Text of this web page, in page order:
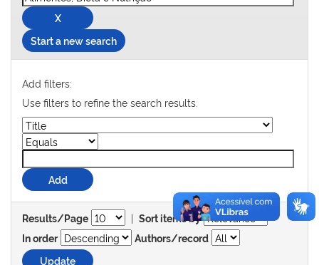
Start a new search
Add filters:
Use filters to refine the search results.
Results/Page | Sort items by
In order
Authors/record